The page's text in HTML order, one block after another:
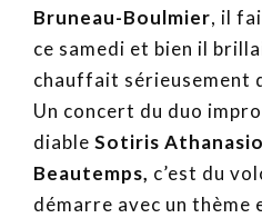
Bruneau-Boulmier, il
ce samedi et bien il
chauffait sérieusement
Un concert du duo
diable Sotiris
Beautemps, c’est du
démarre avec un